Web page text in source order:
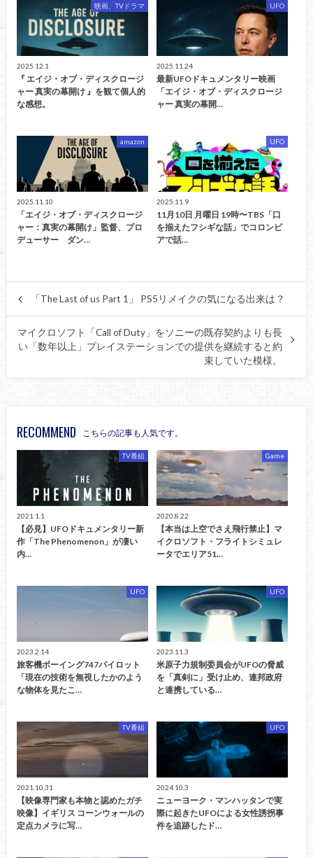
映画、TVドラマ
2025.12.1
『 エイジ・オブ・ディスクロージ
ャー 真実の幕開け 』を観て個人的
な感想。
UFO
2025.11.24
最新UFOドキュメンタリー映画
「エイジ・オブ・ディスクロージ
ャー 真実の幕開…
amazon
2025.11.10
「エイジ・オブ・ディスクロージ
ャー：真実の幕開け」監督、プロ
デューサー ダン…
UFO
2025.11.9
11月10日 月曜日 19時〜TBS「口
を揃えたフシギな話」でコロンビ
アで話…
「The Last of us Part 1」 PS5リメイクの気になる出来は？
マイクロソフト「Call of Duty」をソニーの既存契約よりも長
い「数年以上」プレイステーションでの提供を継続すると約
束していた模様。
RECOMMEND こちらの記事も人気です。
TV番組
2021.1.1
【必見】UFOドキュメンタリー新
作「The Phenomenon」が凄い
内…
Game
2020.8.22
【本当は上空でさえ飛行禁止】マ
イクロソフト・フライトシミュレ
ータでエリア51…
UFO
2023.2.14
旅客機ボーイング747パイロット
「現在の技術を無視したかのよう
な物体を見たこ…
UFO
2023.11.3
米原子力規制委員会がUFOの脅威
を「真剣に」受け止め、連邦政府
と連携している…
TV番組
2021.10.31
【映像専門家も本物と認めたガチ
映像】イギリス コーンウォールの
定点カメラに写…
UFO
2024.10.3
ニューヨーク・マンハッタンで実
際に起きたUFOによる女性誘拐事
件を追跡したド…